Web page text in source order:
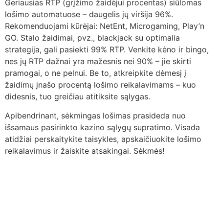
Geriausias RTP (grįžimo žaidėjui procentas) siūlomas
lošimo automatuose – daugelis jų viršija 96%.
Rekomenduojami kūrėjai: NetEnt, Microgaming, Play’n
GO. Stalo žaidimai, pvz., blackjack su optimalia
strategija, gali pasiekti 99% RTP. Venkite kėno ir bingo,
nes jų RTP dažnai yra mažesnis nei 90% – jie skirti
pramogai, o ne pelnui. Be to, atkreipkite dėmesį į
žaidimų įnašo procentą lošimo reikalavimams – kuo
didesnis, tuo greičiau atitiksite sąlygas.
Apibendrinant, sėkmingas lošimas prasideda nuo
išsamaus pasirinkto kazino sąlygų supratimo. Visada
atidžiai perskaitykite taisykles, apskaičiuokite lošimo
reikalavimus ir žaiskite atsakingai. Sėkmės!